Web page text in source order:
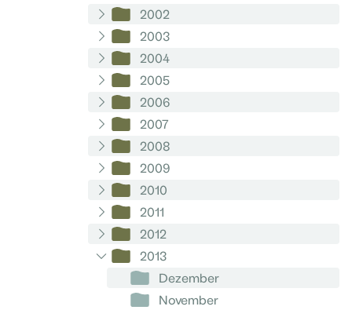
2002
2003
2004
2005
2006
2007
2008
2009
2010
2011
2012
2013
Dezember
November